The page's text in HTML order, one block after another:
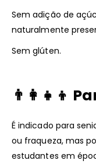
Sem adição de
naturalmente
Sem glúten.
👨‍👩‍👧‍👦
É indicado para
ou fraqueza, mas
estudantes em